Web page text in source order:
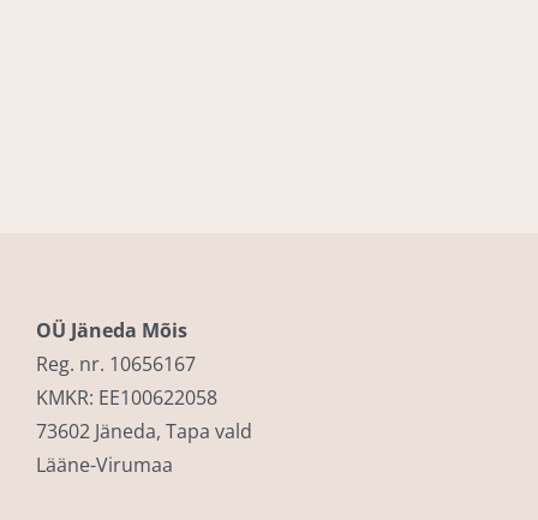
OÜ Jäneda Mõis
Reg. nr. 10656167
KMKR: EE100622058
73602 Jäneda, Tapa vald
Lääne-Virumaa